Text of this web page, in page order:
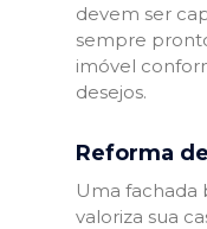
devem ser
sempre
imóvel
desejos.
Reforma
Uma fachada
valoriza sua